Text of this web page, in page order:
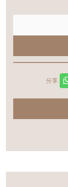
分享